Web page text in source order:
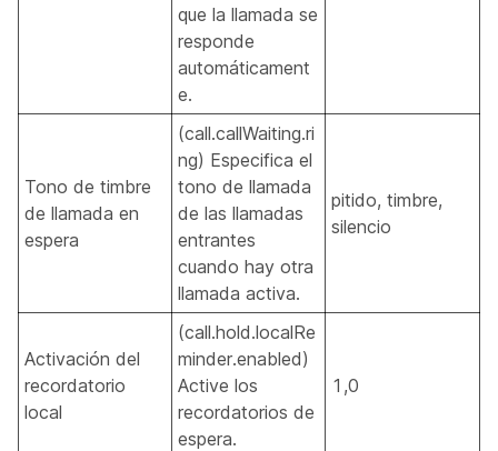
que la llamada se
responde
automáticament
e.
Tono de timbre
de llamada en
espera
(call.callWaiting.ri
ng) Especifica el
tono de llamada
de las llamadas
entrantes
cuando hay otra
llamada activa.
pitido, timbre,
silencio
Activación del
recordatorio
local
(call.hold.localRe
minder.enabled)
Active los
recordatorios de
espera.
1,0